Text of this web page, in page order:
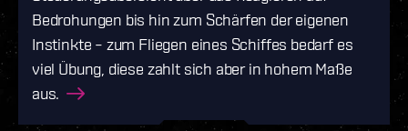
Bedrohungen bis hin zum Schärfen der eigenen
Instinkte – zum Fliegen eines Schiffes bedarf es
viel Übung, diese zahlt sich aber in hohem Maße
aus.